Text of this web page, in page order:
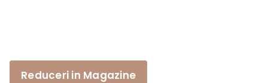
Reduceri in Magazine